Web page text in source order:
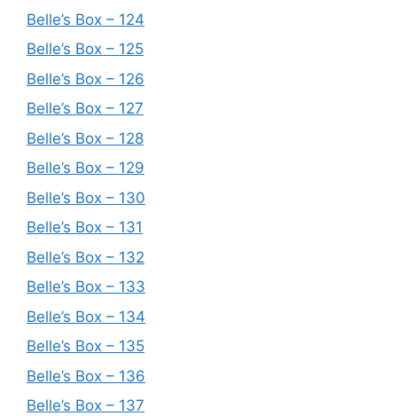
Belle’s Box – 124
Belle’s Box – 125
Belle’s Box – 126
Belle’s Box – 127
Belle’s Box – 128
Belle’s Box – 129
Belle’s Box – 130
Belle’s Box – 131
Belle’s Box – 132
Belle’s Box – 133
Belle’s Box – 134
Belle’s Box – 135
Belle’s Box – 136
Belle’s Box – 137